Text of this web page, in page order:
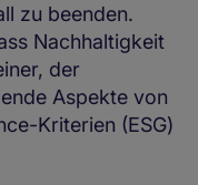
zu beenden.
Nachhaltigkeit
der
Aspekte von
Kriterien (ESG)